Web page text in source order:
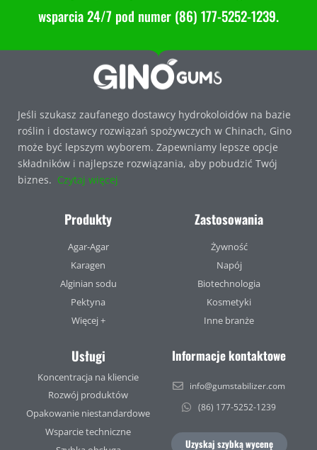
wsparcia 24/7 pod numer (86) 177-5252-1239.
Jeśli szukasz zaufanego dostawcy hydrokoloidów na bazie
roślin i dostawcy rozwiązań spożywczych w Chinach, Gino
może być lepszym wyborem. Zapewniamy lepsze opcje
składników i najlepsze rozwiązania, aby pobudzić Twój
biznes. Czytaj więcej
Produkty
Agar-Agar
Karagen
Alginian sodu
Pektyna
Więcej +
Zastosowania
Żywność
Napój
Biotechnologia
Kosmetyki
Inne branże
Usługi
Koncentracja na kliencie
Rozwój produktów
Opakowanie niestandardowe
Wsparcie techniczne
Informacje kontaktowe
info@gumstabilizer.com
(86) 177-5252-1239
Uzyskaj szybką wycenę